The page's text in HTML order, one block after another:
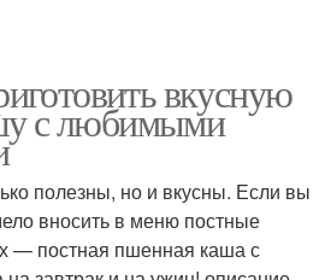
вкусную
с любимыми
полезны, но и вкусны. Если вы
вносить в меню постные
— постная пшенная каша с